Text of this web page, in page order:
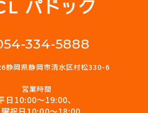
334-5888
静岡県静岡市清水区村松330-6
営業時間
日10:00〜19:00、